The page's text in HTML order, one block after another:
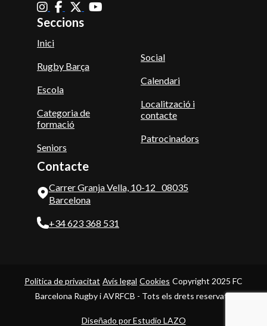
Seccions
Inici
Rugby Barça
Escola
Categoria de
formació
Seniors
Social
Calendari
Localització i
contacte
Patrocinadors
Contacte
Carrer Granja Vella, 10-12 08035
Barcelona
+34 623 368 531
Política de privacitat Avís legal Cookies Copyright 2025 FC
Barcelona Rugby i AVRFCB - Tots els drets reservats
Diseñado por Estudio LAZO